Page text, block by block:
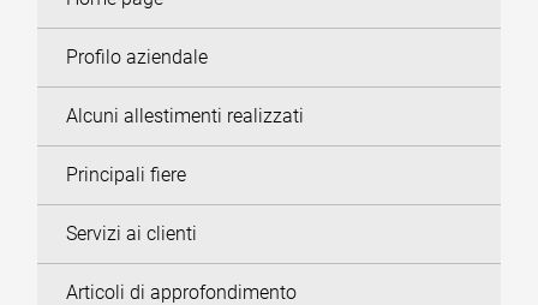
Profilo aziendale
Alcuni allestimenti realizzati
Principali fiere
Servizi ai clienti
Articoli di approfondimento